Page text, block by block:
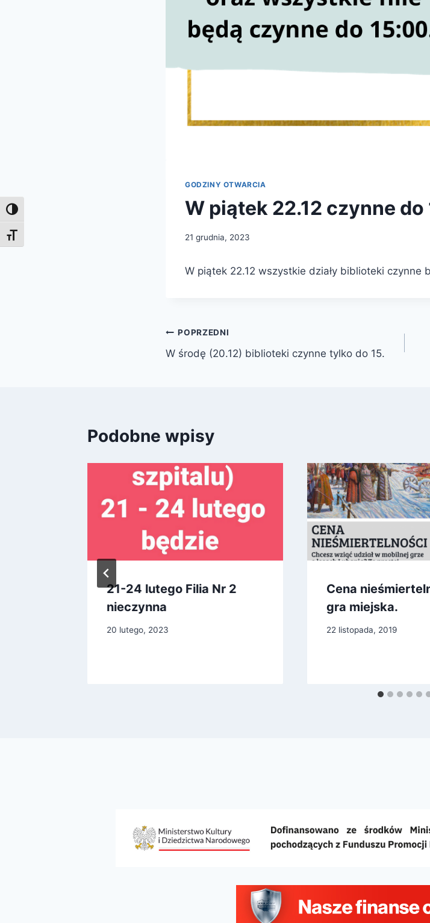
Toggle High Contrast
Toggle Font size
GODZINY OTWARCIA
W piątek 22.12 czynne
21 grudnia, 2023
W piątek 22.12 wszystkie działy biblioteki czynne
Nawigacja
wpisu
POPRZEDNI
W środę (20.12) biblioteki czynne tylko do 15.
Podobne wpisy
21-24 lutego Filia Nr 2
nieczynna
20 lutego, 2023
Cena
gra miejska.
22 listopada, 2019